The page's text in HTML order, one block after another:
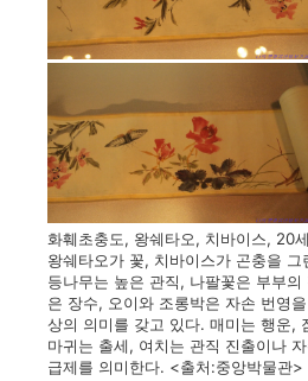
화훼초충도, 왕쉐타오, 치바이스, 20
왕쉐타오가 꽃, 치바이스가 곤충을 그
등나무는 높은 관직, 나팔꽃은 부부
은 장수, 오이와 조롱박은 자손 번영
상의 의미를 갖고 있다. 매미는 행운,
마귀는 출세, 여치는 관직 진출이나
급제를 의미한다. <출처:중앙박물관>